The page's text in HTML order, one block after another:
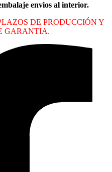
envios al interior.
DE PRODUCCIÓN Y
GARANTIA.